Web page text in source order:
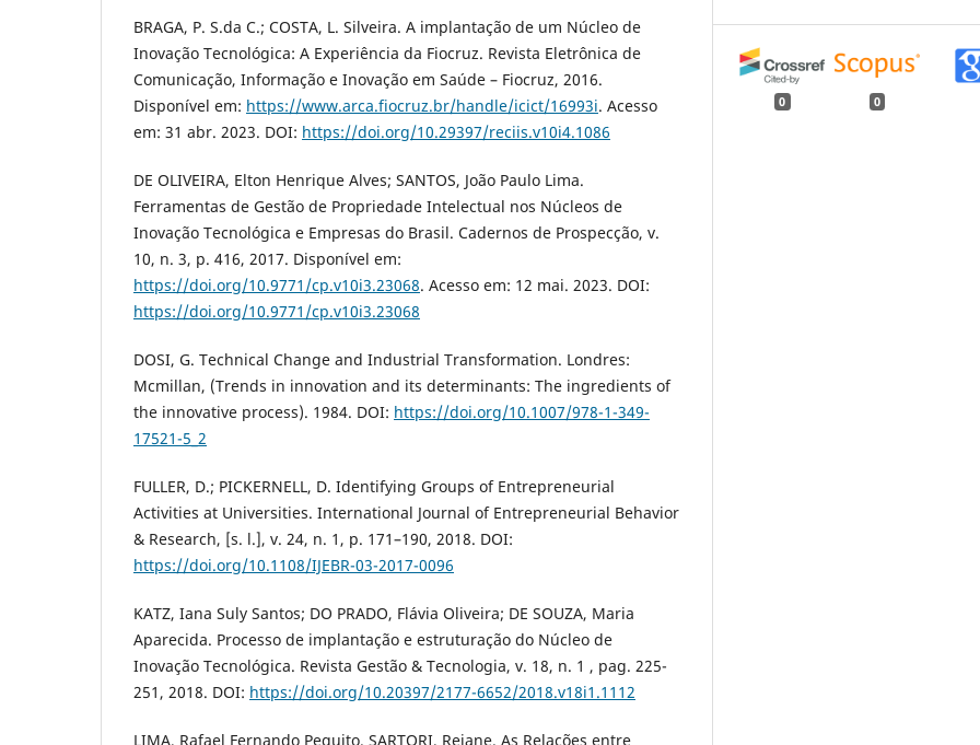
BRAGA, P. S.da C.; COSTA, L. Silveira. A implantação de um Núcleo de
Inovação Tecnológica: A Experiência da Fiocruz. Revista Eletrônica de
Comunicação, Informação e Inovação em Saúde – Fiocruz, 2016.
Disponível em: https://www.arca.fiocruz.br/handle/icict/16993i. Acesso
em: 31 abr. 2023. DOI: https://doi.org/10.29397/reciis.v10i4.1086
DE OLIVEIRA, Elton Henrique Alves; SANTOS, João Paulo Lima.
Ferramentas de Gestão de Propriedade Intelectual nos Núcleos de
Inovação Tecnológica e Empresas do Brasil. Cadernos de Prospecção, v.
10, n. 3, p. 416, 2017. Disponível em:
https://doi.org/10.9771/cp.v10i3.23068. Acesso em: 12 mai. 2023. DOI:
https://doi.org/10.9771/cp.v10i3.23068
DOSI, G. Technical Change and Industrial Transformation. Londres:
Mcmillan, (Trends in innovation and its determinants: The ingredients of
the innovative process). 1984. DOI: https://doi.org/10.1007/978-1-349-
17521-5_2
FULLER, D.; PICKERNELL, D. Identifying Groups of Entrepreneurial
Activities at Universities. International Journal of Entrepreneurial Behavior
& Research, [s. l.], v. 24, n. 1, p. 171–190, 2018. DOI:
https://doi.org/10.1108/IJEBR-03-2017-0096
KATZ, Iana Suly Santos; DO PRADO, Flávia Oliveira; DE SOUZA, Maria
Aparecida. Processo de implantação e estruturação do Núcleo de
Inovação Tecnológica. Revista Gestão & Tecnologia, v. 18, n. 1 , pag. 225-
251, 2018. DOI: https://doi.org/10.20397/2177-6652/2018.v18i1.1112
LIMA, Rafael Fernando Pequito. SARTORI, Rejane. As Relações entre
0 0